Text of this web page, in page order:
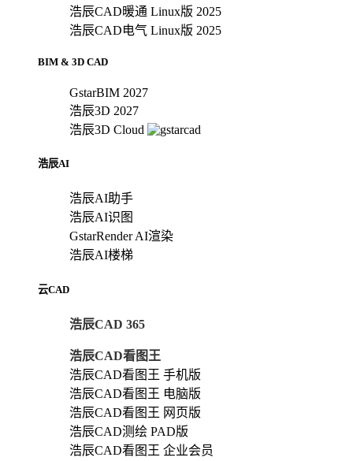
浩辰CAD暖通 Linux版 2025
浩辰CAD电气 Linux版 2025
BIM & 3D CAD
GstarBIM 2027
浩辰3D 2027
浩辰3D Cloud
浩辰AI
浩辰AI助手
浩辰AI识图
GstarRender AI渲染
浩辰AI楼梯
云CAD
浩辰CAD 365
浩辰CAD看图王
浩辰CAD看图王 手机版
浩辰CAD看图王 电脑版
浩辰CAD看图王 网页版
浩辰CAD测绘 PAD版
浩辰CAD看图王 企业会员